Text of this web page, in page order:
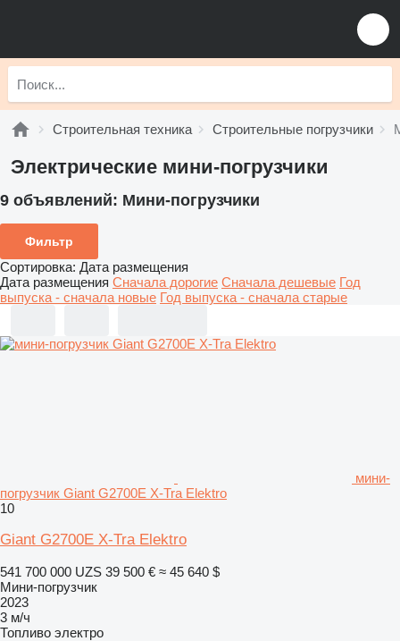
Строительная техника Строительные погрузчики
Электрические мини-погрузчики
9 объявлений: Мини-погрузчики
Фильтр
Сортировка: Дата размещения
Дата размещения Сначала дорогие Сначала дешевые Год
выпуска - сначала новые Год выпуска - сначала старые
мини-
погрузчик Giant G2700E X-Tra Elektro
10
Giant G2700E X-Tra Elektro
541 700 000 UZS 39 500 € ≈ 45 640 $
Мини-погрузчик
2023
3 м/ч
Топливо электро